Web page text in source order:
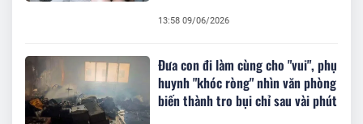
13:58 09/06/2026
Đưa con đi làm cùng cho "vui", phụ
huynh "khóc ròng" nhìn văn phòng
biến thành tro bụi chỉ sau vài phút